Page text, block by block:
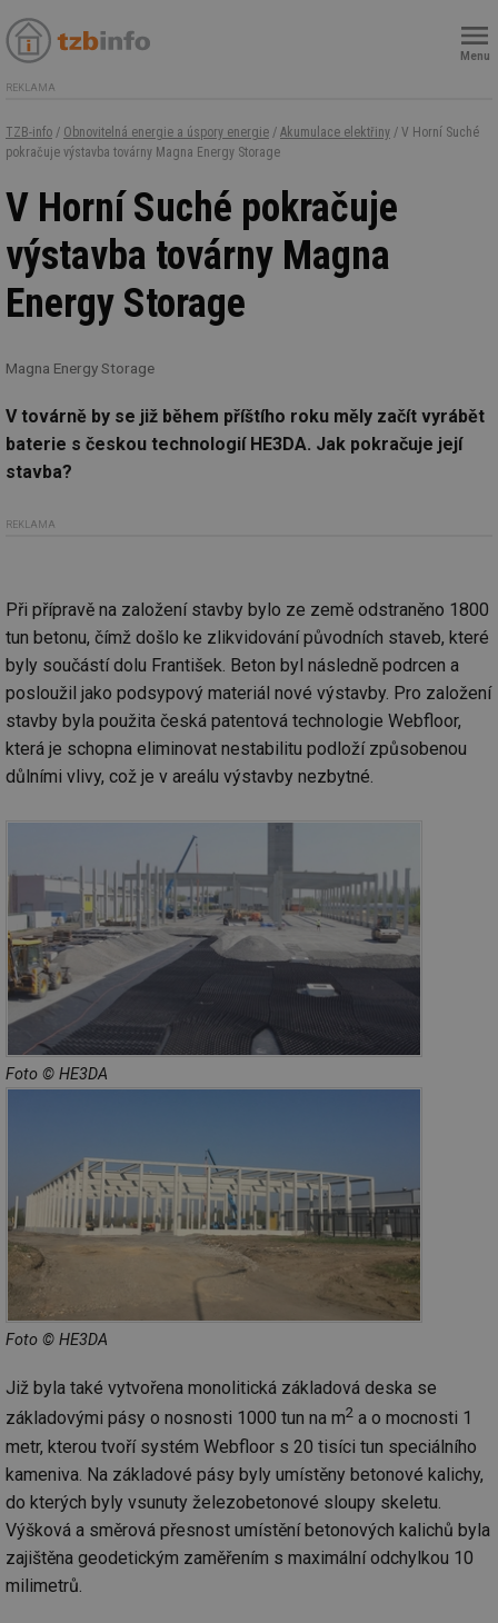
Menu
REKLAMA
TZB-info / Obnovitelná energie a úspory energie / Akumulace elektřiny / V Horní Suché
pokračuje výstavba továrny Magna Energy Storage
V Horní Suché pokračuje
výstavba továrny Magna
Energy Storage
Magna Energy Storage
V továrně by se již během příštího roku měly začít vyrábět
baterie s českou technologií HE3DA. Jak pokračuje její
stavba?
REKLAMA
Při přípravě na založení stavby bylo ze země odstraněno 1800
tun betonu, čímž došlo ke zlikvidování původních staveb, které
byly součástí dolu František. Beton byl následně podrcen a
posloužil jako podsypový materiál nové výstavby. Pro založení
stavby byla použita česká patentová technologie Webfloor,
která je schopna eliminovat nestabilitu podloží způsobenou
důlními vlivy, což je v areálu výstavby nezbytné.
Foto © HE3DA
Foto © HE3DA
Již byla také vytvořena monolitická základová deska se
základovými pásy o nosnosti 1000 tun na m2 a o mocnosti 1
metr, kterou tvoří systém Webfloor s 20 tisíci tun speciálního
kameniva. Na základové pásy byly umístěny betonové kalichy,
do kterých byly vsunuty železobetonové sloupy skeletu.
Výšková a směrová přesnost umístění betonových kalichů byla
zajištěna geodetickým zaměřením s maximální odchylkou 10
milimetrů.